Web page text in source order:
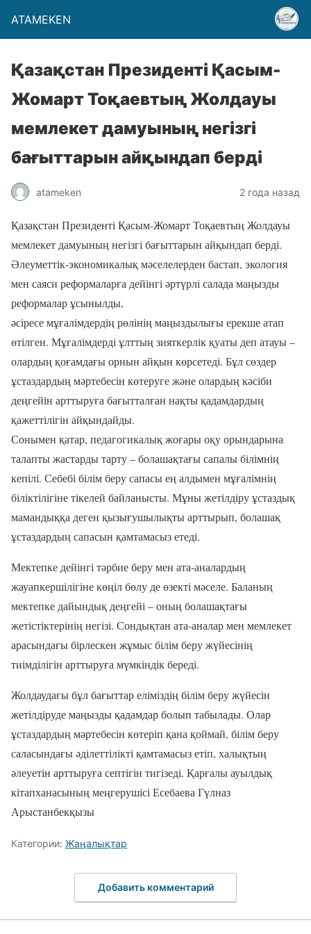
ATAMEKEN
Қазақстан Президенті Қасым-
Жомарт Тоқаевтың Жолдауы
мемлекет дамуының негізгі
бағыттарын айқындап берді
atameken 2 года назад
Қазақстан Президенті Қасым-Жомарт Тоқаевтың Жолдауы
мемлекет дамуының негізгі бағыттарын айқындап берді.
Әлеуметтік-экономикалық мәселелерден бастап, экология
мен саяси реформаларға дейінгі әртүрлі салада маңызды
реформалар ұсынылды,
әсіресе мұғалімдердің рөлінің маңыздылығы ерекше атап
өтілген. Мұғалімдерді ұлттың зияткерлік қуаты деп атауы –
олардың қоғамдағы орнын айқын көрсетеді. Бұл сөздер
ұстаздардың мәртебесін көтеруге және олардың кәсіби
деңгейін арттыруға бағытталған нақты қадамдардың
қажеттілігін айқындайды.
Сонымен қатар, педагогикалық жоғары оқу орындарына
талапты жастарды тарту – болашақтағы сапалы білімнің
кепілі. Себебі білім беру сапасы ең алдымен мұғалімнің
біліктілігіне тікелей байланысты. Мұны жетілдіру ұстаздық
мамандыққа деген қызығушылықты арттырып, болашақ
ұстаздардың сапасын қамтамасыз етеді.
Мектепке дейінгі тәрбие беру мен ата-аналардың
жауапкершілігіне көңіл бөлу де өзекті мәселе. Баланың
мектепке дайындық деңгейі – оның болашақтағы
жетістіктерінің негізі. Сондықтан ата-аналар мен мемлекет
арасындағы бірлескен жұмыс білім беру жүйесінің
тиімділігін арттыруға мүмкіндік береді.
Жолдаудағы бұл бағыттар еліміздің білім беру жүйесін
жетілдіруде маңызды қадамдар болып табылады. Олар
ұстаздардың мәртебесін көтеріп қана қоймай, білім беру
саласындағы әділеттілікті қамтамасыз етіп, халықтың
әлеуетін арттыруға септігін тигізеді. Қарғалы ауылдық
кітапханасының меңгерушісі Есебаева Гүлназ
Арыстанбекқызы
Категории: Жаңалықтар
Добавить комментарий